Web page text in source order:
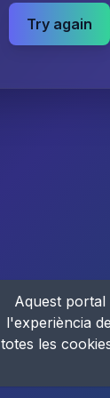
Try again
Aquest
l'experiència
totes les